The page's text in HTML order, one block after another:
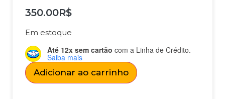
350.00R$
Em estoque
Até 12x sem cartão com a Linha de Crédito.
Saiba mais
Adicionar ao carrinho